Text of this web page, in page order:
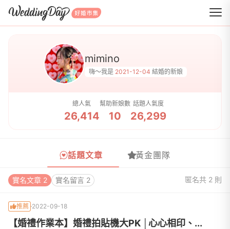
WeddingDay 好婚市集
mimino
嗨～我是 2021-12-04 結婚的新娘
總人氣
26,414
幫助新娘數
10
話題人氣度
26,299
話題文章 黃金團隊
實名文章 2 實名留言 2 匿名共 2 則
推薦 2022-09-18
【婚禮作業本】婚禮拍貼機大PK │心心相印、...